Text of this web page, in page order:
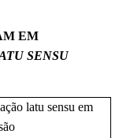
EM
SENSU
latu sensu em